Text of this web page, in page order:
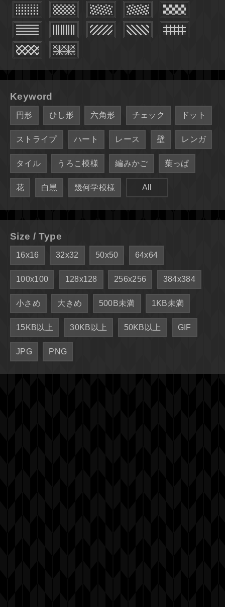
Keyword
円形 ひし形 六角形 チェック ドット
ストライプ ハート レース 壁 レンガ
タイル うろこ模様 編みかご 葉っぱ
花 白黒 幾何学模様 All
Size / Type
16x16 32x32 50x50 64x64
100x100 128x128 256x256 384x384
小さめ 大きめ 500B未満 1KB未満
15KB以上 30KB以上 50KB以上 GIF
JPG PNG